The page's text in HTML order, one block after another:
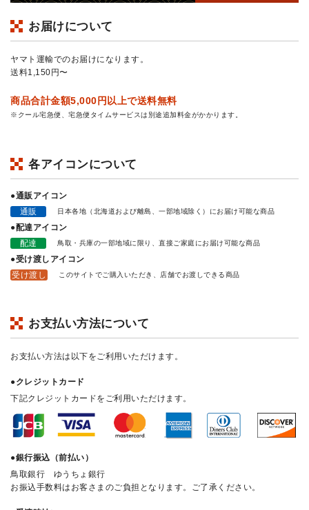
お届けについて
ヤマト運輸でのお届けになります。
送料1,150円〜
商品合計金額5,000円以上で送料無料
※クール宅急便、宅急便タイムサービスは別途追加料金がかかります。
各アイコンについて
●通販アイコン
通販
日本各地（北海道および離島、一部地域除く）にお届け可能な商品
●配達アイコン
配達
鳥取・兵庫の一部地域に限り、直接ご家庭にお届け可能な商品
●受け渡しアイコン
受け渡し
このサイトでご購入いただき、店舗でお渡しできる商品
お支払い方法について
お支払い方法は以下をご利用いただけます。
●クレジットカード
下記クレジットカードをご利用いただけます。
●銀行振込（前払い）
鳥取銀行 ゆうちょ銀行
お振込手数料はお客さまのご負担となります。ご了承ください。